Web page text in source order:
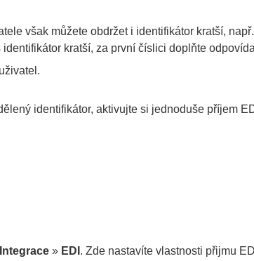
však můžete obdržet i identifikátor kratší,
kratší, za první číslici doplňte
identifikátor, aktivujte si jednoduše příjem
Integrace » EDI . Zde nastavíte vlastnosti přijmu